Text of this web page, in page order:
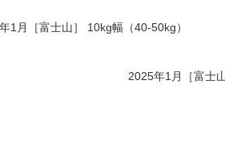
1月［富士山］ 10kg幅（40-50kg）
2025年1月［富士